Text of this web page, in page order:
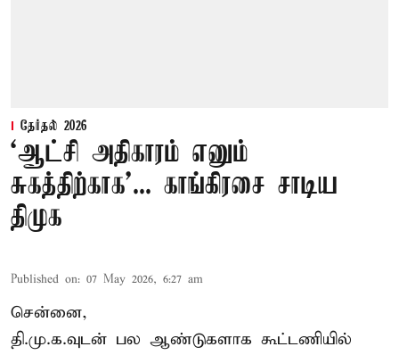
தேர்தல் 2026
‘ஆட்சி அதிகாரம் எனும்
சுகத்திற்காக’... காங்கிரசை சாடிய
திமுக
Published on: 07 May 2026, 6:27 am
சென்னை,
தி.மு.க.வுடன் பல ஆண்டுகளாக கூட்டணியில்